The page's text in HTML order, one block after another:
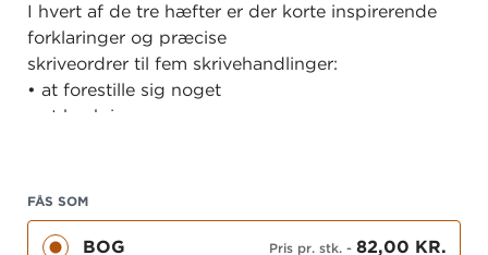
I hvert af de tre hæfter er der korte inspirerende
forklaringer og præcise
skriveordrer til fem skrivehandlinger:
• at forestille sig noget
• at beskrive
• at reflektere
Hver opgave stilladserer elevernes skrivning
gennem en skriveramme,
FÅS SOM
BOG Pris pr. stk.- 82,00 KR.